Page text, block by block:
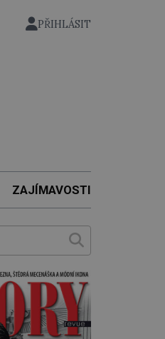
pivovaru a stal se tak
PŘIHLÁSIT
ZAJÍMAVOSTI